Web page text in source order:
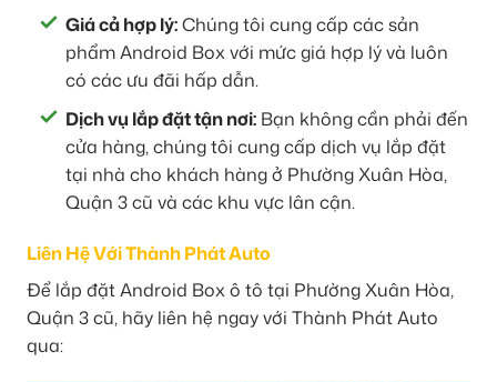
Giá cả hợp lý:Chúng tôi cung cấp các sản
phẩm Android Box với mức giá hợp lý và luôn
có các ưu đãi hấp dẫn.
Dịch vụ lắp đặt tận nơi: Bạn không cần phải đến
cửa hàng, chúng tôi cung cấp dịch vụ lắp đặt
tại nhà cho khách hàng ở Phường Xuân Hòa,
Quận 3 cũ và các khu vực lân cận.
Liên Hệ Với Thành Phát Auto
Để lắp đặt Android Box ô tô tại Phường Xuân Hòa,
Quận 3 cũ, hãy liên hệ ngay với Thành Phát Auto
qua: